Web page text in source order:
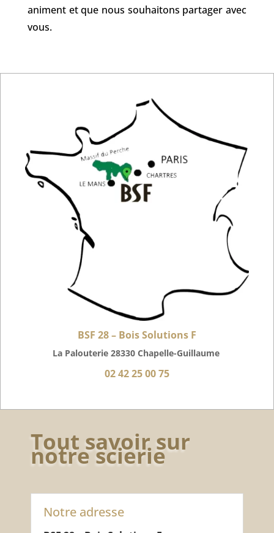
animent et que nous souhaitons partager avec
vous.
BSF 28 – Bois Solutions F
La Palouterie 28330 Chapelle-Guillaume
02 42 25 00 75
Tout savoir sur
notre scierie
Notre adresse